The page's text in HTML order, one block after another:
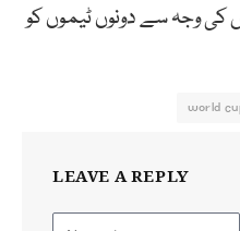
وجہ سے دونوں ٹیموں کو
world
LEAVE A REPLY